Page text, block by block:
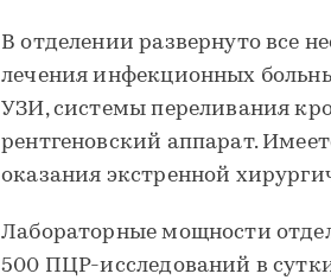
В отделении развернуто все
лечения инфекционных
УЗИ, системы переливания
рентгеновский аппарат.
оказания экстренной
Лабораторные мощности
500 ПЦР-исследований в